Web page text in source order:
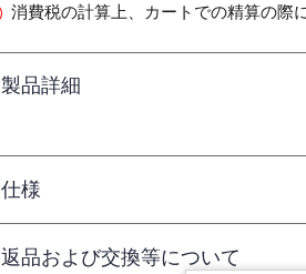
消費税の計算上、カートでの精算の際
製品詳細
仕様
返品および交換等について